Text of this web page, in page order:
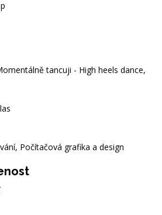
tancuji - High heels dance,
Počítačová grafika a design